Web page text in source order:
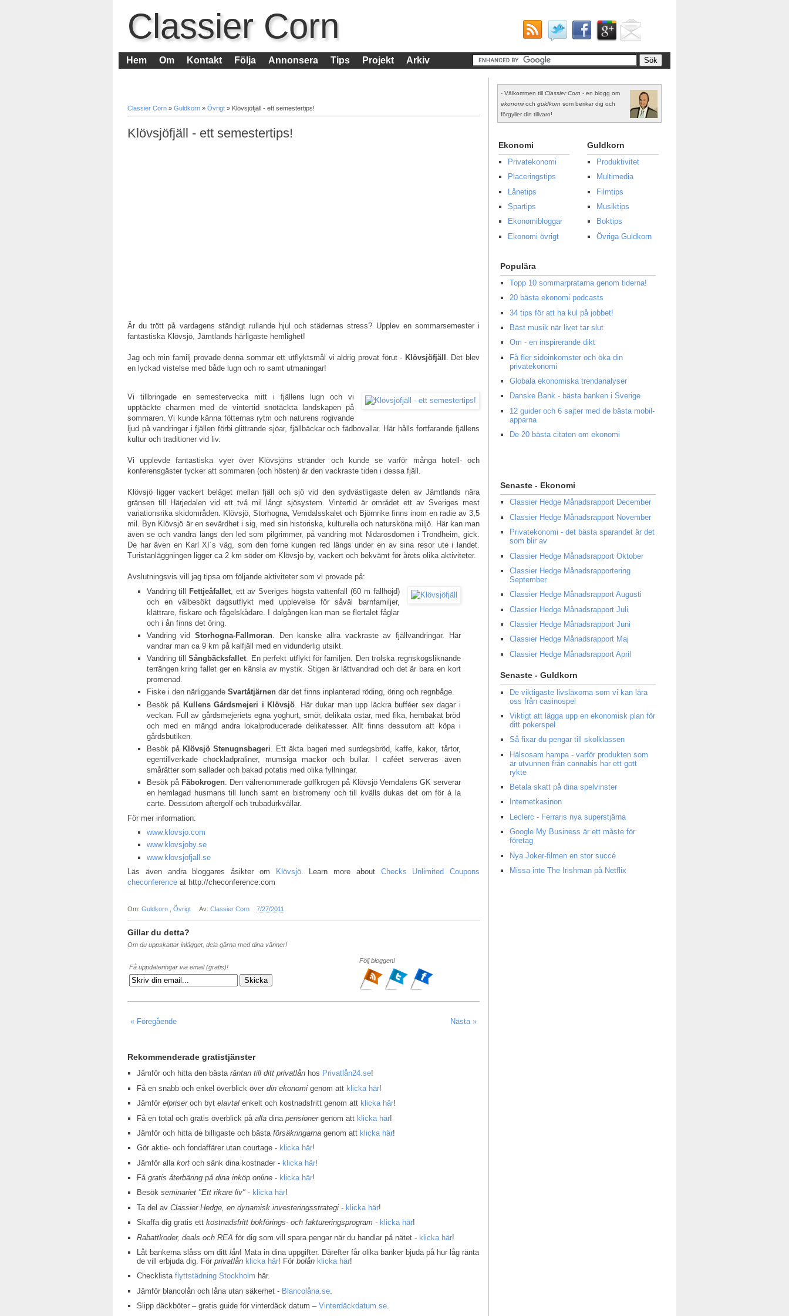
Classier Corn
Hem Om Kontakt Följa Annonsera Tips Projekt Arkiv
Classier Corn » Guldkorn » Övrigt » Klövsjöfjäll - ett semestertips!
Klövsjöfjäll - ett semestertips!
Är du trött på vardagens ständigt rullande hjul och städernas stress? Upplev en sommarsemester i
fantastiska Klövsjö, Jämtlands härligaste hemlighet!
Jag och min familj provade denna sommar ett utflyktsmål vi aldrig provat förut - Klövsjöfjäll . Det blev
en lyckad vistelse med både lugn och ro samt utmaningar!
Vi tillbringade en semestervecka mitt i fjällens lugn och vi
upptäckte charmen med de vintertid snötäckta landskapen på
sommaren. Vi kunde känna fötternas rytm och naturens rogivande
ljud på vandringar i fjällen förbi glittrande sjöar, fjällbäckar och fädbovallar. Här hålls fortfarande fjällens
kultur och traditioner vid liv.
Vi upplevde fantastiska vyer över Klövsjöns stränder och kunde se varför många hotell- och
konferensgäster tycker att sommaren (och hösten) är den vackraste tiden i dessa fjäll.
Klövsjö ligger vackert beläget mellan fjäll och sjö vid den sydvästligaste delen av Jämtlands nära
gränsen till Härjedalen vid ett två mil långt sjösystem. Vintertid är området ett av Sveriges mest
variationsrika skidområden. Klövsjö, Storhogna, Vemdalsskalet och Björnrike finns inom en radie av 3,5
mil. Byn Klövsjö är en sevärdhet i sig, med sin historiska, kulturella och natursköna miljö. Här kan man
även se och vandra längs den led som pilgrimmer, på vandring mot Nidarosdomen i Trondheim, gick.
De har även en Karl XI´s väg, som den forne kungen red längs under en av sina resor ute i landet.
Turistanläggningen ligger ca 2 km söder om Klövsjö by, vackert och bekvämt för årets olika aktiviteter.
Avslutningsvis vill jag tipsa om följande aktiviteter som vi provade på:
Vandring till Fettjeåfallet, ett av Sveriges högsta vattenfall (60 m fallhöjd)
och en välbesökt dagsutflykt med upplevelse för såväl barnfamiljer,
klättrare, fiskare och fågelskådare. I dalgången kan man se flertalet fåglar
och i ån finns det öring.
Vandring vid Storhogna-Fallmoran. Den kanske allra vackraste av fjällvandringar. Här
vandrar man ca 9 km på kalfjäll med en vidunderlig utsikt.
Vandring tillSångbäcksfallet. En perfekt utflykt för familjen. Den trolska regnskogsliknande
terrängen kring fallet ger en känsla av mystik. Stigen är lättvandrad och det är bara en kort
promenad.
Fiske i den närliggande Svartåtjärnendär det finns inplanterad röding, öring och regnbåge.
Besök på Kullens Gårdsmejeri i Klövsjö . Här dukar man upp läckra bufféer sex dagar i
veckan. Full av gårdsmejeriets egna yoghurt, smör, delikata ostar, med fika, hembakat bröd
och med en mängd andra lokalproducerade delikatesser. Allt finns dessutom att köpa i
gårdsbutiken.
Besök på Klövsjö Stenugnsbageri . Ett äkta bageri med surdegsbröd, kaffe, kakor, tårtor,
egentillverkade chockladpraliner, mumsiga mackor och bullar. I caféet serveras även
smårätter som sallader och bakad potatis med olika fyllningar.
Besök på Fäbokrogen. Den välrenommerade golfkrogen på Klövsjö Vemdalens GK serverar
en hemlagad husmans till lunch samt en bistromeny och till kvälls dukas det om för á la
carte. Dessutom aftergolf och trubadurkvällar.
För mer information:
www.klovsjo.com
www.klovsjoby.se
www.klovsjofjall.se
Läs även andra bloggares åsikter om
Klövsjö. Learn more about Checks Unlimited Coupons
checonference at http://checonference.com
Om: Guldkorn Övrigt Av:Classier Corn 7/27/2011
Gillar du detta?
Om du uppskattar inlägget, dela gärna med dina vänner!
Få uppdateringar via email (gratis)!
Följ bloggen!
« Föregående Nästa »
Rekommenderade gratistjänster
Jämför och hitta den bästaräntan till ditt privatlån hos Privatlån24.se!
Få en snabb och enkel överblick överdin ekonomi genom att klicka här!
Jämförelpriseroch bytelavtal enkelt och kostnadsfritt genom att klicka här!
Få en total och gratis överblick påalla dinapensionergenom att klicka här!
Jämför och hitta de billigaste och bästaförsäkringarna genom att klicka här!
Gör aktie- och fondaffärer utan courtage - klicka här!
Jämför allakort och sänk dina kostnader - klicka här!
Fågratis återbäring på dina inköp online - klicka här!
Besökseminariet "Ett rikare liv" - klicka här!
Ta del avClassier Hedge, en dynamisk investeringsstrategi - klicka här!
Skaffa dig gratis ettkostnadsfritt bokförings- och faktureringsprogram - klicka här!
Rabattkoder, deals och REA för dig som vill spara pengar när du handlar på nätet - klicka här!
Låt bankerna slåss om dittlån! Mata in dina uppgifter. Därefter får olika banker bjuda på hur låg ränta
de vill erbjuda dig. Förprivatlån klicka här! Förbolån klicka här!
Checklistaflyttstädning Stockholm här.
Jämför blancolån och låna utan säkerhet - Blancolåna.se
Slipp däckböter – gratis guide för vinterdäck datum –Vinterdäckdatum.se.
- Välkommen till Classier Corn - en blogg om
ekonomioch guldkorn som berikar dig och
förgyller din tillvaro!
Ekonomi
Privatekonomi
Placeringstips
Lånetips
Spartips
Ekonomibloggar
Ekonomi övrigt
Guldkorn
Produktivitet
Multimedia
Filmtips
Musiktips
Boktips
Övriga Guldkorn
Populära
Topp 10 sommarpratarna genom tiderna!
20 bästa ekonomi podcasts
34 tips för att ha kul på jobbet!
Bäst musik när livet tar slut
Om - en inspirerande dikt
Få fler sidoinkomster och öka din
privatekonomi
Globala ekonomiska trendanalyser
Danske Bank - bästa banken i Sverige
12 guider och 6 sajter med de bästa mobil-
apparna
De 20 bästa citaten om ekonomi
Senaste - Ekonomi
Classier Hedge Månadsrapport December
Classier Hedge Månadsrapport November
Privatekonomi - det bästa sparandet är det
som blir av
Classier Hedge Månadsrapport Oktober
Classier Hedge Månadsrapportering
September
Classier Hedge Månadsrapport Augusti
Classier Hedge Månadsrapport Juli
Classier Hedge Månadsrapport Juni
Classier Hedge Månadsrapport Maj
Classier Hedge Månadsrapport April
Senaste - Guldkorn
De viktigaste livsläxorna som vi kan lära
oss från casinospel
Viktigt att lägga upp en ekonomisk plan för
ditt pokerspel
Så fixar du pengar till skolklassen
Hälsosam hampa - varför produkten som
är utvunnen från cannabis har ett gott
rykte
Betala skatt på dina spelvinster
Internetkasinon
Leclerc - Ferraris nya superstjärna
Google My Business är ett måste för
företag
Nya Joker-filmen en stor succé
Missa inte The Irishman på Netflix